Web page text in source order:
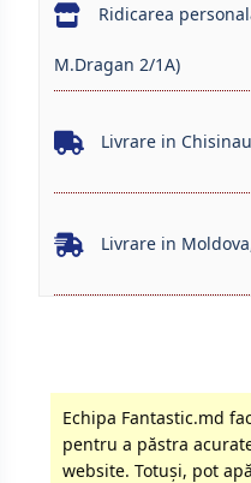
Ridicarea
M.Dragan 2/1A)
Livrare in
Livrare in
Echipa Fantastic.md
pentru a păstra
website. Totuși, pot